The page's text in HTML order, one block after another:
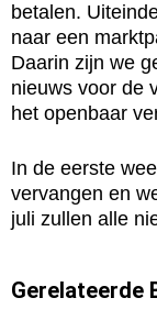
betalen.
naar een
Daarin zijn we
nieuws voor de
het openbaar
In de eerste
vervangen en
juli zullen alle
Gerelateerde